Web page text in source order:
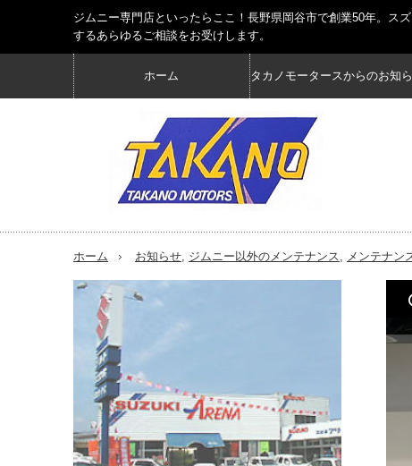
ジムニー専門店といったらここ！長野県岡谷市で創業50年。ス
するあらゆるご相談をお受けします。
ホーム タカノモータースからのお知
ホーム お知らせ, ジムニー以外のメンテナンス, メンテナン